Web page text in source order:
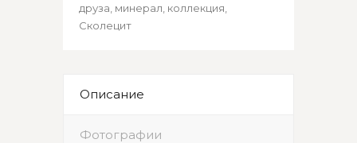
друза минерал коллекция
Сколецит
Описание
Фотографии